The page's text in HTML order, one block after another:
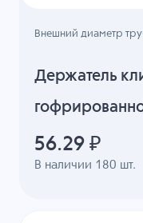
Держатель
В наличии 180 шт.
Внешний диаметр
56.29 ₽